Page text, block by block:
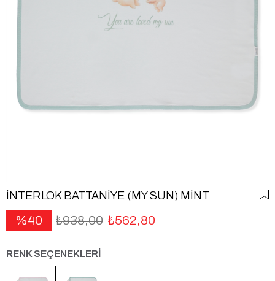
İNTERLOK BATTANİYE (MY SUN) MİNT
40 ₺938,00 ₺562,80
RENK SEÇENEKLERİ